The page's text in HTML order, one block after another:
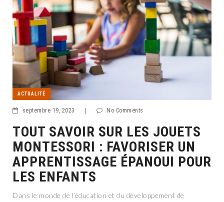
ACTUALITÉ
septembre 19, 2023 | No Comments
TOUT SAVOIR SUR LES JOUETS
MONTESSORI : FAVORISER UN
APPRENTISSAGE ÉPANOUI POUR
LES ENFANTS
Dans le monde de l’éducation et du développement de